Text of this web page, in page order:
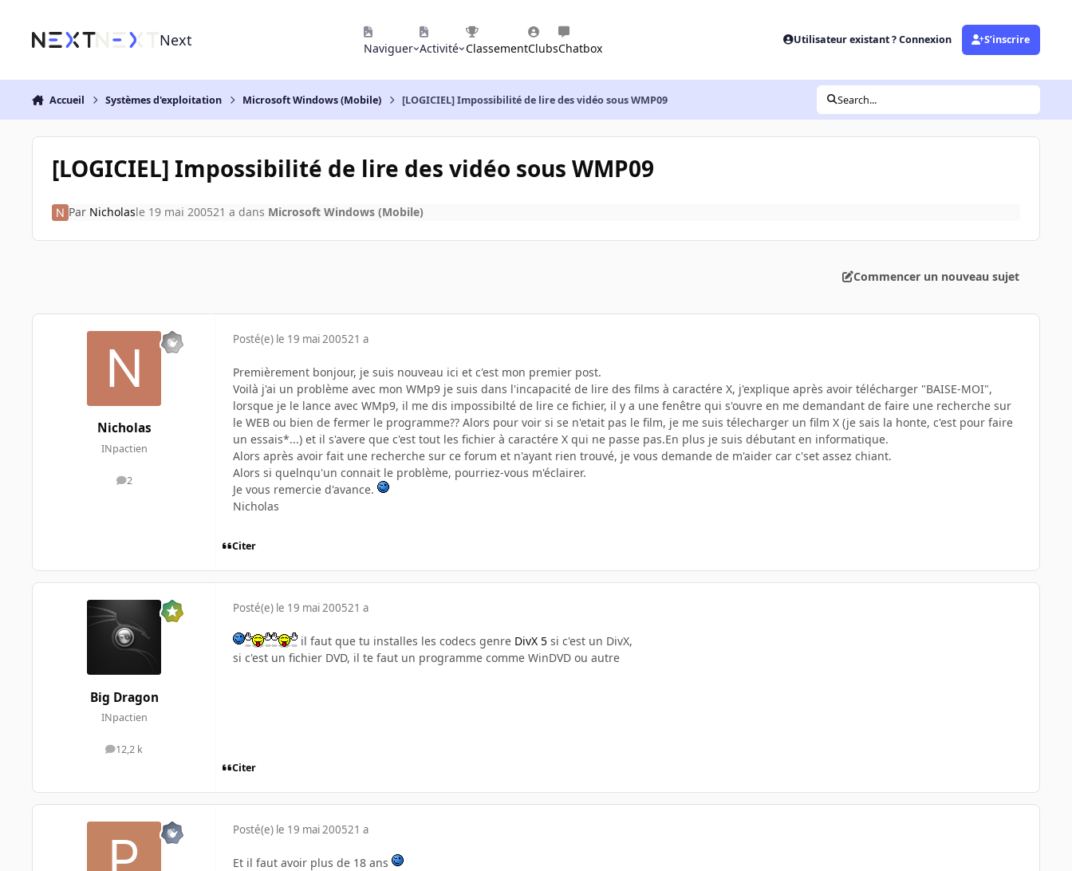
Next Naviguer Activité ClassementClubsChatbox
Utilisateur existant ? Connexion S’inscrire
Accueil Systèmes d'exploitation Microsoft Windows (Mobile) [LOGICIEL] Impossibilité de lire des vidéo sous WMP09 Search...
[LOGICIEL] Impossibilité de lire des vidéo sous WMP09
Par Nicholasle 19 mai 200521 a dans Microsoft Windows (Mobile)
Commencer un nouveau sujet
Nicholas
INpactien
2
messages
Posté(e) le 19 mai 200521 a
Premièrement bonjour, je suis nouveau ici et c'est mon premier post.
Voilà j'ai un problème avec mon WMp9 je suis dans l'incapacité de lire des films à caractére X, j'explique après avoir télécharger "BAISE-MOI",
lorsque je le lance avec WMp9, il me dis impossibilté de lire ce fichier, il y a une fenêtre qui s'ouvre en me demandant de faire une recherche sur
le WEB ou bien de fermer le programme?? Alors pour voir si se n'etait pas le film, je me suis télecharger un film X (je sais la honte, c'est pour faire
un essais*...) et il s'avere que c'est tout les fichier à caractére X qui ne passe pas.En plus je suis débutant en informatique.
Alors après avoir fait une recherche sur ce forum et n'ayant rien trouvé, je vous demande de m'aider car c'set assez chiant.
Alors si quelnqu'un connait le problème, pourriez-vous m'éclairer.
Je vous remercie d'avance.
Nicholas
Citer
Big Dragon
INpactien
12,2 k
messages
Posté(e) le 19 mai 200521 a
il faut que tu installes les codecs genre DivX 5 si c'est un DivX,
si c'est un fichier DVD, il te faut un programme comme WinDVD ou autre
Citer
Posté(e) le 19 mai 200521 a
Et il faut avoir plus de 18 ans